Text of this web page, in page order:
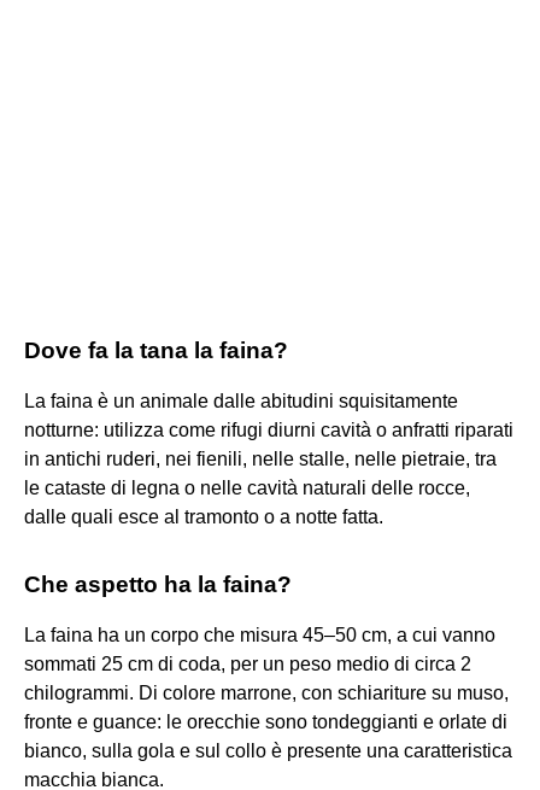
Dove fa la tana la faina?
La faina è un animale dalle abitudini squisitamente
notturne: utilizza come rifugi diurni cavità o anfratti riparati
in antichi ruderi, nei fienili, nelle stalle, nelle pietraie, tra
le cataste di legna o nelle cavità naturali delle rocce,
dalle quali esce al tramonto o a notte fatta.
Che aspetto ha la faina?
La faina ha un corpo che misura 45–50 cm, a cui vanno
sommati 25 cm di coda, per un peso medio di circa 2
chilogrammi. Di colore marrone, con schiariture su muso,
fronte e guance: le orecchie sono tondeggianti e orlate di
bianco, sulla gola e sul collo è presente una caratteristica
macchia bianca.